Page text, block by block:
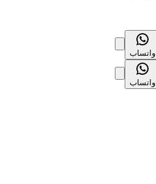
واتساب
واتساب